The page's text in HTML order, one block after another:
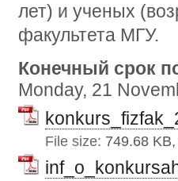
лет) и ученых
факультета МГУ.
Конечный срок
Monday, 21
File size: 749.68